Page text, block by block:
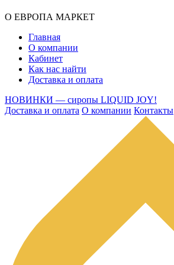
О ЕВРОПА МАРКЕТ
Главная
О компании
Кабинет
Как нас найти
Доставка и оплата
НОВИНКИ — сиропы LIQUID JOY!
Доставка и оплата О компании Контакты